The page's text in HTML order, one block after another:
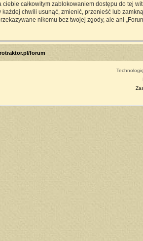
całkowitym zablokowaniem dostępu do tej
każdej chwili usunąć, zmienić, przenieść lub
nikomu bez twojej zgody, ale ani
forum